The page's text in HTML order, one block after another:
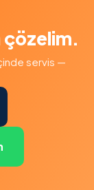
çözelim.
servis —